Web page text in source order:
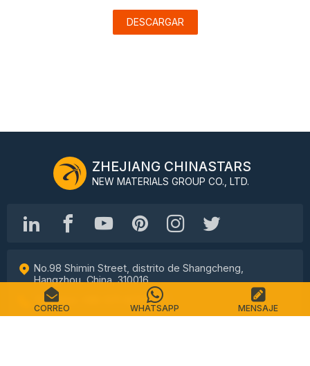
DESCARGAR
ZHEJIANG CHINASTARS
NEW MATERIALS GROUP CO., LTD.
No.98 Shimin Street, distrito de Shangcheng,
Hangzhou, China, 310016
Teléfono: +86-571-87155512
CORREO WHATSAPP MENSAJE